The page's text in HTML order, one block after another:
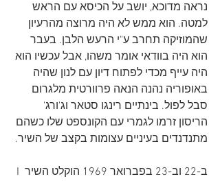
נראה מדוכא, יושב על הכיסא עם הראש
למטה. הוא ממש לא היה מרוצה מהרעיון
שהמוזיקה תחרב ע"י הרעש הלבן. בעבר
הוא היה בוודאי אומר משהו, אבל עכשיו הוא
היה עייף מכדי לפתוח דיון עם לנון שהיה
באופוריה נהנה הנאה פרוורטית מלגרום
סבל לפול. בינתיים רינגו סטאר וג'ורג'
הריסון זרמו לגמרי עם הקונספט שלו כשהם
מתנדנדים בעיניים עצומות בקצב של השיר.
ב-22 וב-23 בפברואר 1969 הוקלט השיר I